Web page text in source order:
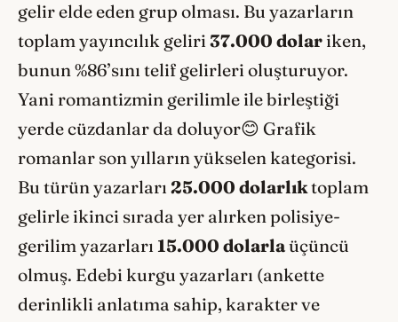
gelir elde eden grup olması. Bu yazarların
toplam yayıncılık geliri37.000 dolar iken,
bunun %86’sını telif gelirleri oluşturuyor.
Yani romantizmin gerilimle ile birleştiği
yerde cüzdanlar da doluyor😊 Grafik
romanlar son yılların yükselen kategorisi.
Bu türün yazarları 25.000 dolarlıktoplam
gelirle ikinci sırada yer alırken polisiye-
gerilim yazarları 15.000 dolarlaüçüncü
olmuş. Edebi kurgu yazarları (ankette
derinlikli anlatıma sahip, karakter ve